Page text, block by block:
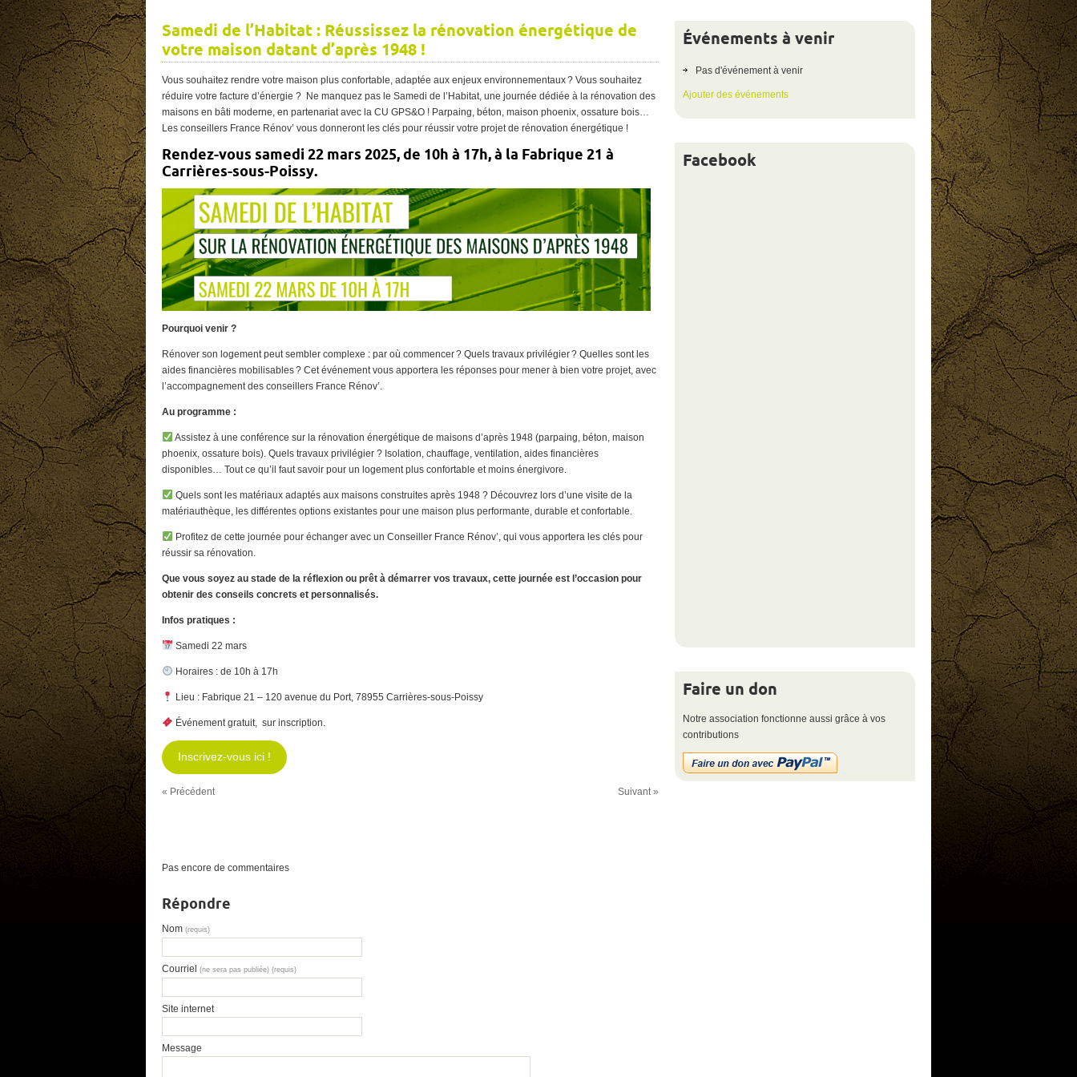
Samedi de l’Habitat : Réussissez la rénovation énergétique de
votre maison datant d’après 1948 !
Vous souhaitez rendre votre maison plus confortable, adaptée aux enjeux environnementaux ? Vous souhaitez
réduire votre facture d’énergie ? Ne manquez pas le Samedi de l’Habitat, une journée dédiée à la rénovation des
maisons en bâti moderne, en partenariat avec la CU GPS&O ! Parpaing, béton, maison phoenix, ossature bois…
Les conseillers France Rénov’ vous donneront les clés pour réussir votre projet de rénovation énergétique !
Rendez-vous samedi 22 mars 2025, de 10h à 17h, à la Fabrique 21 à
Carrières-sous-Poissy.
Pourquoi venir ?
Rénover son logement peut sembler complexe : par où commencer ? Quels travaux privilégier ? Quelles sont les
aides financières mobilisables ? Cet événement vous apportera les réponses pour mener à bien votre projet, avec
l’accompagnement des conseillers France Rénov’.
Au programme :
Assistez à une conférence sur la rénovation énergétique de maisons d’après 1948 (parpaing, béton, maison
phoenix, ossature bois). Quels travaux privilégier ? Isolation, chauffage, ventilation, aides financières
disponibles… Tout ce qu’il faut savoir pour un logement plus confortable et moins énergivore.
Quels sont les matériaux adaptés aux maisons construites après 1948 ? Découvrez lors d’une visite de la
matériauthèque, les différentes options existantes pour une maison plus performante, durable et confortable.
Profitez de cette journée pour échanger avec un Conseiller France Rénov’, qui vous apportera les clés pour
réussir sa rénovation.
Que vous soyez au stade de la réflexion ou prêt à démarrer vos travaux, cette journée est l’occasion pour
obtenir des conseils concrets et personnalisés.
Infos pratiques :
Samedi 22 mars
Horaires : de 10h à 17h
Lieu : Fabrique 21 – 120 avenue du Port, 78955 Carrières-sous-Poissy
Événement gratuit, sur inscription.
Inscrivez-vous ici !
« Précédent Suivant »
Pas encore de commentaires
Répondre
Nom (requis)
Courriel (ne sera pas publiée) (requis)
Site internet
Message
Événements à venir
Pas d'événement à venir
Ajouter des événements
Facebook
Faire un don
Notre association fonctionne aussi grâce à vos
contributions